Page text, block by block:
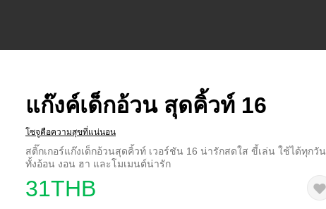
แก๊งค์เด็กอ้วน สุดคิ้วท์ 16
โซจูคือความสุขที่แน่นอน
สติ๊กเกอร์แก๊งเด็กอ้วนสุดคิ้วท์ เวอร์ชัน 16 น่ารักสดใส ขี้เล่น ใช้ได้ทุกวัน
ทั้งอ้อน งอน ฮา และโมเมนต์น่ารัก
31THB